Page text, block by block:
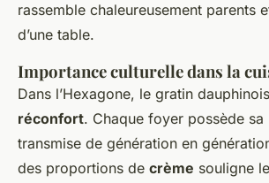
rassemble chaleureusement parents
d’une table.
Importance culturelle dans la
Dans l’Hexagone, le gratin
réconfort. Chaque foyer possède
transmise de génération en
des proportions de crème souligne